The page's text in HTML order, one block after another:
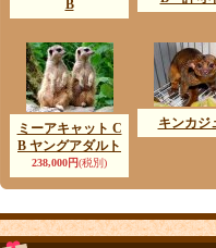
B
ミーアキャット C
B ヤングアダルト
238,000円(税別)
キンカジ